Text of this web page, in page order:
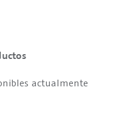
actualmente